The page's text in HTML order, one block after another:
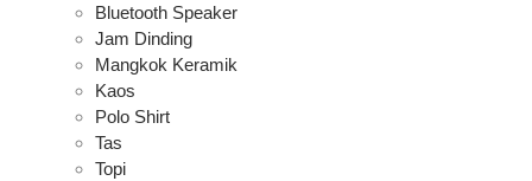
Bluetooth Speaker
Jam Dinding
Mangkok Keramik
Kaos
Polo Shirt
Tas
Topi